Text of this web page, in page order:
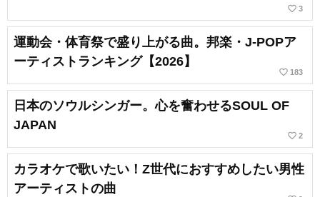
favorite_border 3
運動会・体育祭で盛り上がる曲。邦楽・J-POPア
ーティストランキング【2026】
favorite_border 183
日本のソウルシンガー。心を奮わせるSOUL OF
JAPAN
favorite_border 2
カラオケで歌いたい！Z世代におすすめしたい男性
アーティストの曲